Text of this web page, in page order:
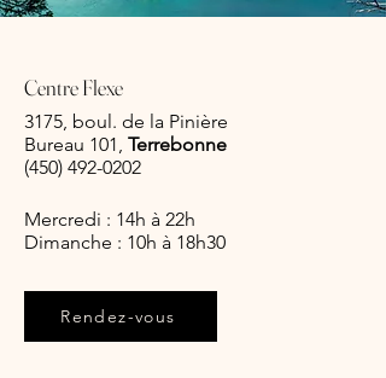
Centre Flexe
3175, boul. de la Pinière
Bureau 101, Terrebonne
(450) 492-0202
Mercredi : 14h à 22h
Dimanche : 10h à 18h30
Rendez-vous